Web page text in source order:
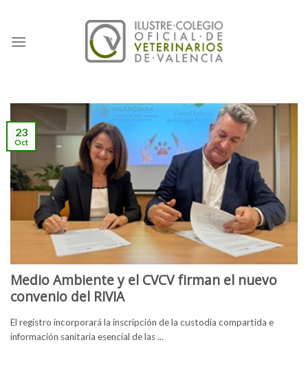
content
Medio Ambiente y el CVCV firman el nuevo
convenio del RIVIA
El registro incorporará la inscripción de la custodia compartida e
información sanitaria esencial de las ...
23
Oct